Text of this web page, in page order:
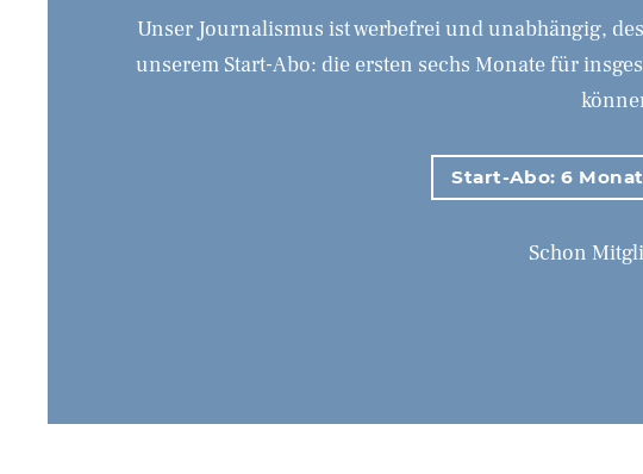
Unser Journalismus ist werbefrei und unabhängig,
unserem Start-Abo: die ersten sechs Monate für
Start-Abo: 6
Schon